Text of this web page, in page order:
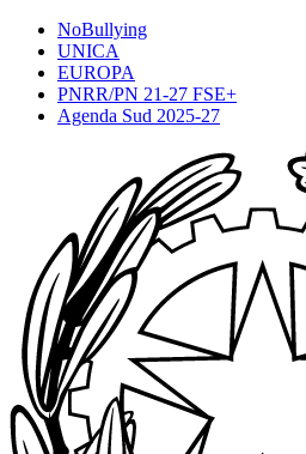
NoBullying
UNICA
EUROPA
PNRR/PN 21-27 FSE+
Agenda Sud 2025-27